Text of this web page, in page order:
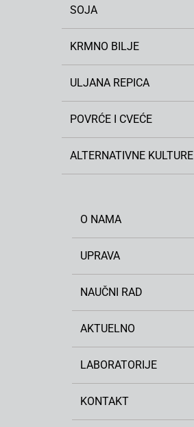
SOJA
KRMNO BILJE
ULJANA REPICA
POVRĆE I CVEĆE
ALTERNATIVNE KULTURE
O NAMA
UPRAVA
NAUČNI RAD
AKTUELNO
LABORATORIJE
KONTAKT